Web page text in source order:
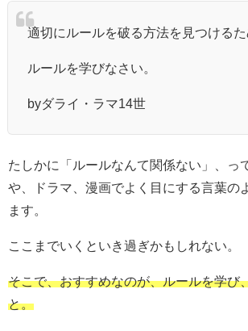
適切にルールを破る方法を見つけるた
ルールを学びなさい。
byダライ・ラマ14世
たしかに「ルールなんて関係ない」、っ
や、ドラマ、漫画でよく目にする言葉の
ます。
ここまでいくといき過ぎかもしれない。
そこで、おすすめなのが、ルールを学び
と。